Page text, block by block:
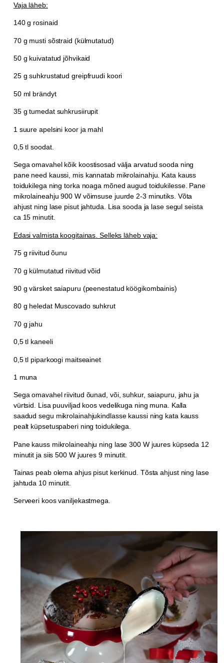
Vaja läheb:
140 g rosinaid
70 g musti sõstraid (külmutatud)
50 g kuivatatud jõhvikaid
25 g suhkrustatud greipfruudi koori
50 ml brändyt
35 g tumedat suhkrusiirupit
1 suure apelsini koor ja mahl
0,5 tl soodat.
Sega omavahel kõik koostisosad välja arvatud sooda ning
pane need kaussi, mis kannatab mikrolainahju. Kata kauss
toidukilega ning torka noaga mõned augud toidukilesse. Pane
mikrolaineahju 900 W võimsuse juurde 2-3 minutiks. Võta
ahjust ning lase pisut jahtuda. Lisa sooda ja lase segul seista
ca 15 minutit.
Edasi valmista koogitainas. Selleks läheb vaja:
75 g riivitud õunu
70 g külmutatud riivitud võid
90 g värsket saiapuru (peenestatud köögikombainis)
80 g heledat Muscovado suhkrut
70 g jahu
0,5 tl kaneeli
0,5 tl piparkoogi maitseainet
1 muna
Sega omavahel riivitud õunad, või, suhkur, saiapuru, jahu ja
vürtsid. Lisa puuviljad koos vedelikuga ning muna. Kalla
saadud segu mikrolainahjukindlasse kaussi ning kata kauss
pealt küpsetuspaberi ning toidukilega.
Pane kauss mikrolaineahju ning lase 300 W juures küpseda 12
minutit ja siis 500 W juures 9 minutit.
Tainas peab olema ahjus pisut kerkinud. Tõsta ahjust ning lase
jahtuda 10 minutit.
Serveeri koos vaniljekastmega.